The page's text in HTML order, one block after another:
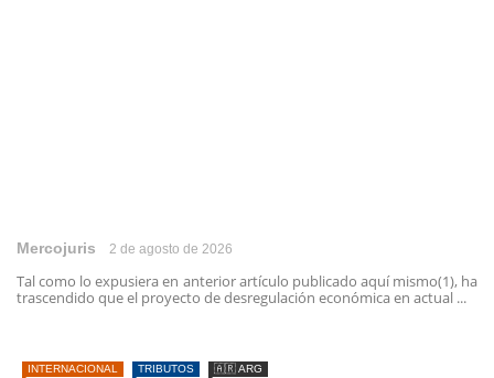
Mercojuris 2 de agosto de 2026
Tal como lo expusiera en anterior artículo publicado aquí mismo(1), ha
trascendido que el proyecto de desregulación económica en actual ...
INTERNACIONAL TRIBUTOS 🇦🇷 ARG